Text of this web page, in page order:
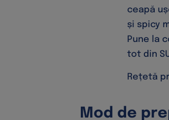
ceapă
și spicy
Pune la
tot din
Rețetă
Mod de